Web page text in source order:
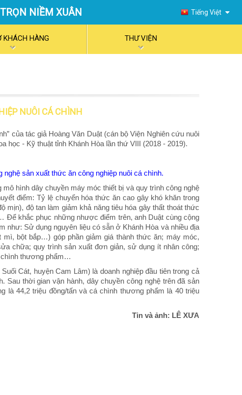
NIỀM XUÂN
Tiếng Việt
KHÁCH HÀNG THƯ VIỆN
NUÔI CÁ CHÌNH
của tác giả Hoàng Văn Duật (cán bộ Viện Nghiên cứu nuôi
học - Kỹ thuật tỉnh Khánh Hòa lần thứ VIII (2018 - 2019).
sản xuất thức ăn công nghiệp nuôi cá chình.
hình dây chuyền máy móc thiết bị và quy trình công nghệ
điểm: Tỷ lệ chuyển hóa thức ăn cao gây khó khăn trong
độ tan làm giảm khả năng tiêu hóa gây thất thoát thức
Để khắc phục những nhược điểm trên, anh Duật cùng cộng
như: Sử dụng nguyên liệu có sẵn ở Khánh Hòa và nhiều địa
bột bắp…) góp phần giảm giá thành thức ăn; máy móc,
chữa; quy trình sản xuất đơn giản, sử dụng ít nhân công;
chình thương phẩm…
Cát, huyện Cam Lâm) là doanh nghiệp đầu tiên trong cả
thời gian vận hành, dây chuyền công nghệ trên đã sản
là 44,2 triệu đồng/tấn và cá chình thương phẩm là 40 triệu
Tin và ảnh: LÊ XƯA